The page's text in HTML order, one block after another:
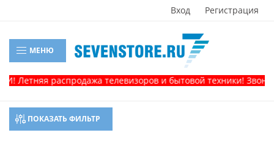
Вход Регистрация
МЕНЮ
распродажа телевизоров и бытовой техники! Звоните,
ПОКАЗАТЬ ФИЛЬТР